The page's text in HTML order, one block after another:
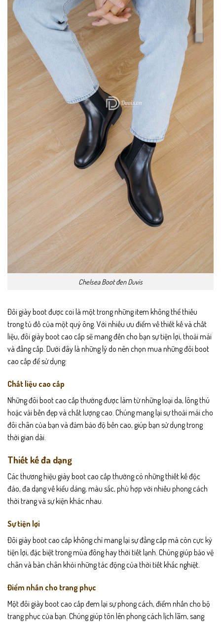
Chelsea Boot đen Duvis
Đôi giày boot được coi là một trong những item không thể thiếu
trong tủ đồ của một quý ông. Với nhiều ưu điểm về thiết kế và chất
liệu, đôi giày boot cao cấp sẽ mang đến cho bạn sự tiện lợi, thoải mái
và đẳng cấp. Dưới đây là những lý do nên chọn mua những đôi boot
cao cấp để sử dụng:
Chất liệu cao cấp
Những đôi boot cao cấp thường được làm từ những loại da, lông thú
hoặc vải bền đẹp và chất lượng cao. Chúng mang lại sự thoải mái cho
đôi chân của bạn và đảm bảo độ bền cao, giúp bạn sử dụng trong
thời gian dài.
Thiết kế đa dạng
Các thương hiệu giày boot cao cấp thường có những thiết kế độc
đáo, đa dạng về kiểu dáng, màu sắc, phù hợp với nhiều phong cách
thời trang và sự kiện khác nhau.
Sự tiện lợi
Đôi giày boot cao cấp không chỉ mang lại sự đẳng cấp mà còn cực kỳ
tiện lợi, đặc biệt trong mùa đông hay thời tiết lạnh. Chúng giúp bảo vệ
chân và bàn chân khỏi những tác động của thời tiết khắc nghiệt.
Điểm nhấn cho trang phục
Một đôi giày boot cao cấp đem lại sự phong cách, điểm nhấn cho bộ
trang phục của bạn. Chúng giúp tôn lên phong cách lịch lãm, sang